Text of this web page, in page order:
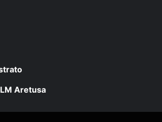
Aretusa